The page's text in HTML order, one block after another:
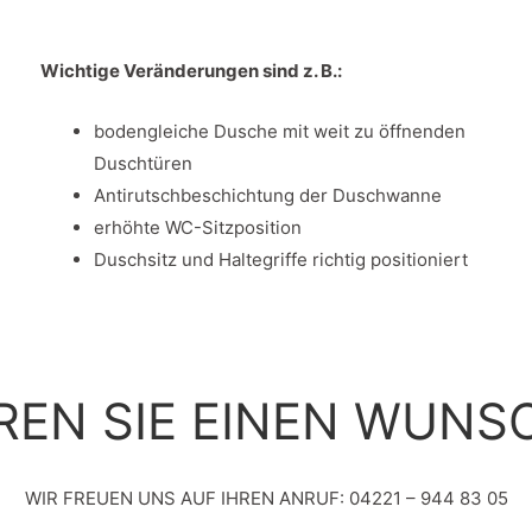
Wichtige Veränderungen sind z. B.:
bodengleiche Dusche mit weit zu öffnenden
Duschtüren
Antirutschbeschichtung der Duschwanne
erhöhte WC-Sitzposition
Duschsitz und Haltegriffe richtig positioniert
SIE EINEN
WIR FREUEN UNS AUF IHREN ANRUF: 04221 – 944 83 05